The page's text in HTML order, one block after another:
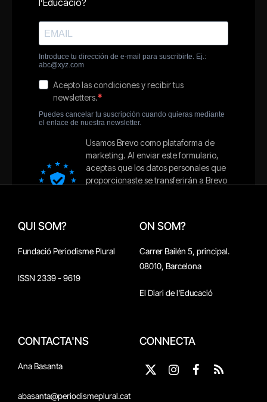
QUI SOM?
Fundació Periodisme Plural
ISSN 2339 - 9619
ON SOM?
Carrer Bailén 5, principal.
08010, Barcelona
El Diari de l'Educació
CONTACTA'NS
Ana Basanta
abasanta@periodismeplural.cat
CONNECTA
X
Instagram
Facebook
RSS